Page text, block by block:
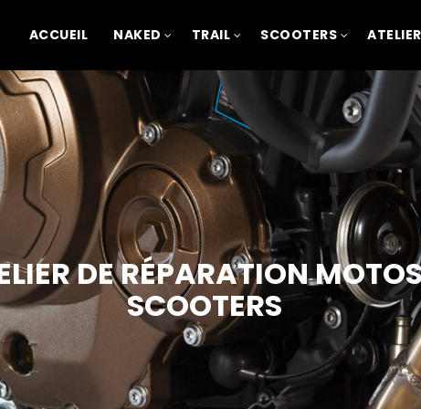
ACCUEIL NAKED TRAIL SCOOTERS ATELIER
DE RÉPARATION
SCOOTERS